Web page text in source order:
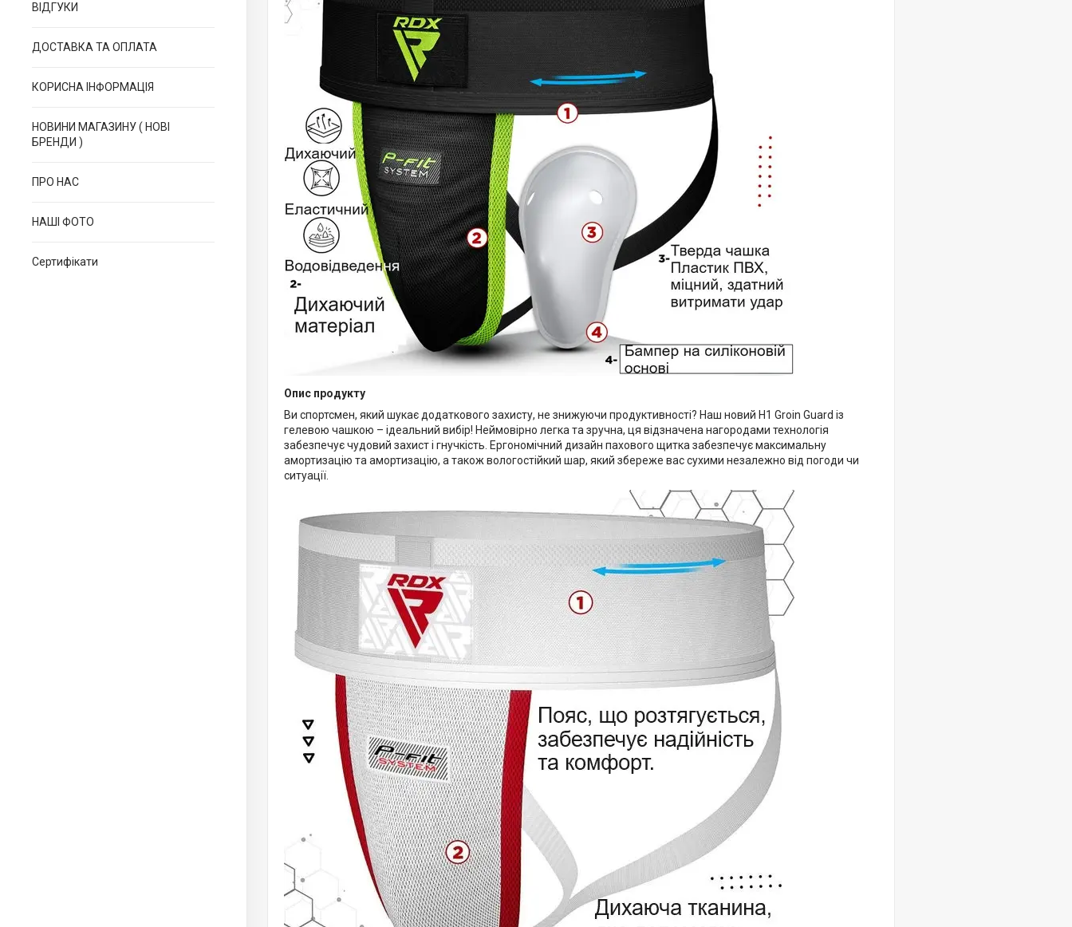
ВІДГУКИ
ДОСТАВКА ТА ОПЛАТА
КОРИСНА ІНФОРМАЦІЯ
НОВИНИ МАГАЗИНУ ( НОВІ
БРЕНДИ )
ПРО НАС
НАШІ ФОТО
Сертифікати
Опис продукту
Ви спортсмен, який шукає додаткового захисту, не знижуючи продуктивності? Наш новий H1 Groin Guard із
гелевою чашкою – ідеальний вибір! Неймовірно легка та зручна, ця відзначена нагородами технологія
забезпечує чудовий захист і гнучкість. Ергономічний дизайн пахового щитка забезпечує максимальну
амортизацію та амортизацію, а також вологостійкий шар, який збереже вас сухими незалежно від погоди чи
ситуації.